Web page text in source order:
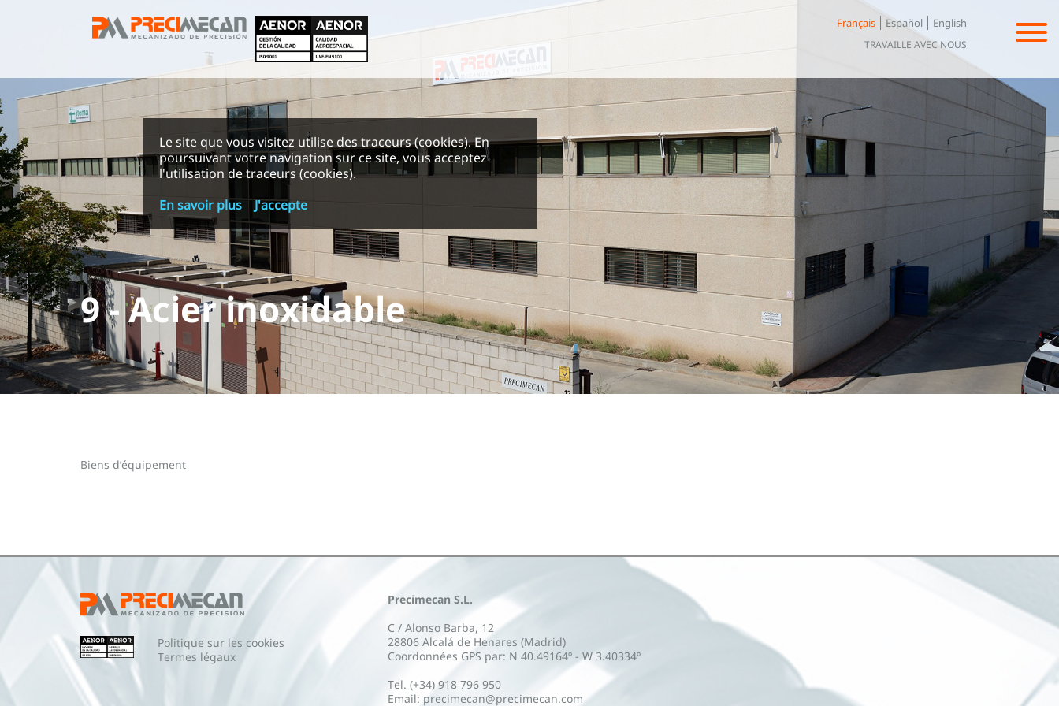
Français Español English
TRAVAILLE AVEC NOUS
9 - Acier inoxidable
Biens d’équipement
Politique sur les cookies
Termes légaux
Precimecan S.L.
C / Alonso Barba, 12
28806 Alcalá de Henares (Madrid)
Coordonnées GPS par: N 40.49164º - W 3.40334º
Tel. (+34) 918 796 950
Email: precimecan@precimecan.com
Le site que vous visitez utilise des traceurs (cookies). En
poursuivant votre navigation sur ce site, vous acceptez
l'utilisation de traceurs (cookies).
En savoir plus
J'accepte